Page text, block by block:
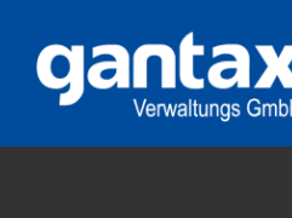
content